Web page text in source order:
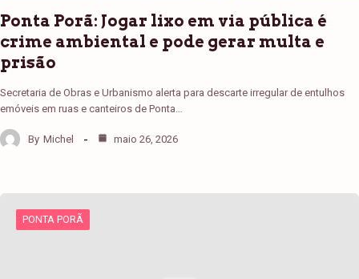
Ponta Porã: Jogar lixo em via pública é
crime ambiental e pode gerar multa e
prisão
Secretaria de Obras e Urbanismo alerta para descarte irregular de entulhos
emóveis em ruas e canteiros de Ponta…
By Michel maio 26, 2026
PONTA PORÃ